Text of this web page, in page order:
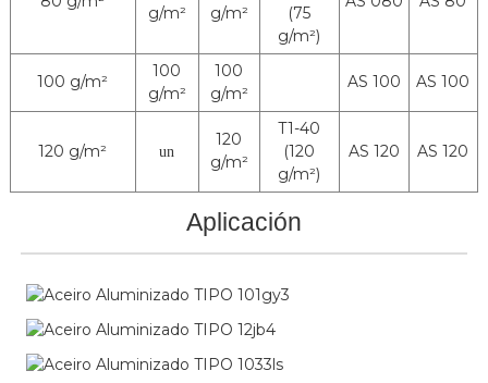
g/m²
g/m²
(75
g/m²)
100 g/m²
100
g/m²
100
g/m²
AS 100 AS 100
120 g/m² un
120
g/m²
T1-40
(120
g/m²)
AS 120 AS 120
Aplicación